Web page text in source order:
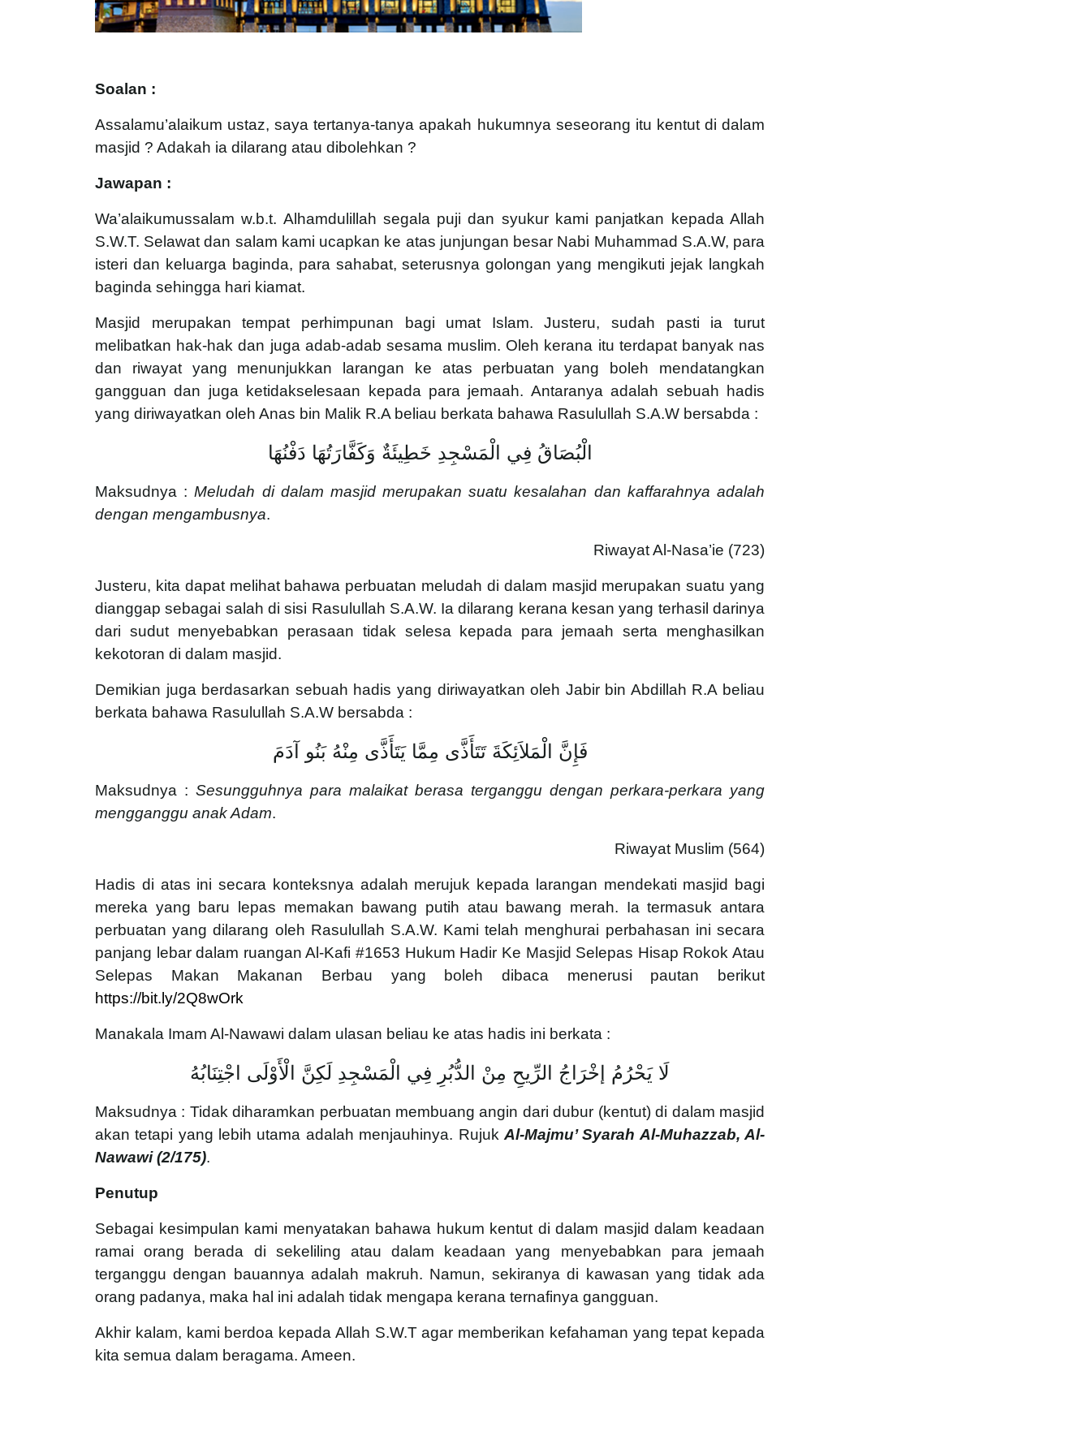
Soalan :
Assalamu’alaikum ustaz, saya tertanya-tanya apakah hukumnya seseorang itu kentut di dalam
masjid ? Adakah ia dilarang atau dibolehkan ?
Jawapan :
Wa’alaikumussalam w.b.t. Alhamdulillah segala puji dan syukur kami panjatkan kepada Allah
S.W.T. Selawat dan salam kami ucapkan ke atas junjungan besar Nabi Muhammad S.A.W, para
isteri dan keluarga baginda, para sahabat, seterusnya golongan yang mengikuti jejak langkah
baginda sehingga hari kiamat.
Masjid merupakan tempat perhimpunan bagi umat Islam. Justeru, sudah pasti ia turut
melibatkan hak-hak dan juga adab-adab sesama muslim. Oleh kerana itu terdapat banyak nas
dan riwayat yang menunjukkan larangan ke atas perbuatan yang boleh mendatangkan
gangguan dan juga ketidakselesaan kepada para jemaah. Antaranya adalah sebuah hadis
yang diriwayatkan oleh Anas bin Malik R.A beliau berkata bahawa Rasulullah S.A.W bersabda :
الْبُصَاقُ فِي الْمَسْجِدِ خَطِيئَةٌ وَكَفَّارَتُهَا دَفْنُهَا
Maksudnya :Meludah di dalam masjid merupakan suatu kesalahan dan kaffarahnya adalah
dengan mengambusnya.
Riwayat Al-Nasa’ie (723)
Justeru, kita dapat melihat bahawa perbuatan meludah di dalam masjid merupakan suatu yang
dianggap sebagai salah di sisi Rasulullah S.A.W. Ia dilarang kerana kesan yang terhasil darinya
dari sudut menyebabkan perasaan tidak selesa kepada para jemaah serta menghasilkan
kekotoran di dalam masjid.
Demikian juga berdasarkan sebuah hadis yang diriwayatkan oleh Jabir bin Abdillah R.A beliau
berkata bahawa Rasulullah S.A.W bersabda :
فَإِنَّ الْمَلاَئِكَةَ تَتَأَذَّى مِمَّا يَتَأَذَّى مِنْهُ بَنُو آدَمَ
Maksudnya : Sesungguhnya para malaikat berasa terganggu dengan perkara-perkara yang
mengganggu anak Adam.
Riwayat Muslim (564)
Hadis di atas ini secara konteksnya adalah merujuk kepada larangan mendekati masjid bagi
mereka yang baru lepas memakan bawang putih atau bawang merah. Ia termasuk antara
perbuatan yang dilarang oleh Rasulullah S.A.W. Kami telah menghurai perbahasan ini secara
panjang lebar dalam ruangan Al-Kafi #1653 Hukum Hadir Ke Masjid Selepas Hisap Rokok Atau
Selepas Makan Makanan Berbau yang boleh dibaca menerusi pautan berikut
https://bit.ly/2Q8wOrk
Manakala Imam Al-Nawawi dalam ulasan beliau ke atas hadis ini berkata :
لَا يَحْرُمُ إخْرَاجُ الرِّيحِ مِنْ الدُّبُرِ فِي الْمَسْجِدِ لَكِنَّ الْأَوْلَى اجْتِنَابُهُ
Maksudnya : Tidak diharamkan perbuatan membuang angin dari dubur (kentut) di dalam masjid
akan tetapi yang lebih utama adalah menjauhinya. Rujuk Al-Majmu’ Syarah Al-Muhazzab, Al-
Nawawi (2/175).
Penutup
Sebagai kesimpulan kami menyatakan bahawa hukum kentut di dalam masjid dalam keadaan
ramai orang berada di sekeliling atau dalam keadaan yang menyebabkan para jemaah
terganggu dengan bauannya adalah makruh. Namun, sekiranya di kawasan yang tidak ada
orang padanya, maka hal ini adalah tidak mengapa kerana ternafinya gangguan.
Akhir kalam, kami berdoa kepada Allah S.W.T agar memberikan kefahaman yang tepat kepada
kita semua dalam beragama. Ameen.